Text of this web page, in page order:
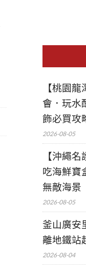
【桃園
會．玩水
飾必買攻
2026-08-05
【沖繩
吃海鮮寶
無敵海景
2026-08-05
釜山廣安
離地鐵站
2026-08-04